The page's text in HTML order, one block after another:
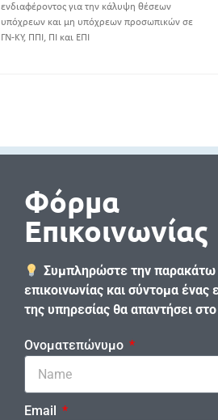
ενδιαφέροντος για την κάλυψη θέσεων
υπόχρεων και μη υπόχρεων προσωπικών σε
ΓΝ-ΚΥ, ΠΠΙ, ΠΙ και ΕΠΙ
Φόρμα
Επικοινωνίας
Συμπληρώστε την
επικοινωνίας και σύντομα
της υπηρεσίας θα απαντήσει
Ονοματεπώνυμο
Email